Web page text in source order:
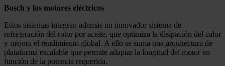
Bosch y los motores eléctricos
Estos sistemas integran además un innovador sistema de
refrigeración del rotor por aceite, que optimiza la disipación del calor
y mejora el rendimiento global. A ello se suma una arquitectura de
plataforma escalable que permite adaptar la longitud del motor en
función de la potencia requerida.